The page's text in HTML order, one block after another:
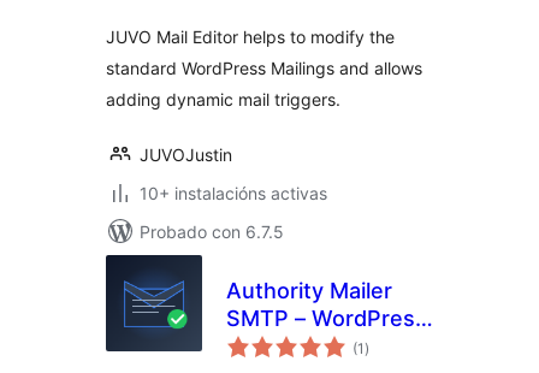
JUVO Mail Editor helps to modify the
standard WordPress Mailings and allows
adding dynamic mail triggers.
JUVOJustin
10+ instalacións activas
Probado con 6.7.5
Authority Mailer
SMTP – WordPress
SMTP Plugin with
(1 valoracións
totais
)